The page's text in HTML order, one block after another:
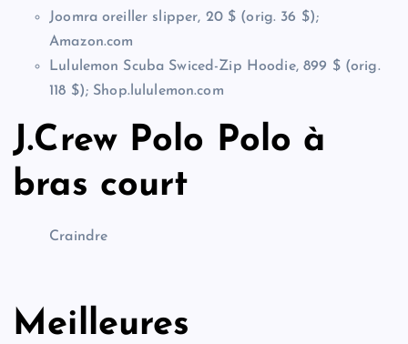
Joomra oreiller slipper, 20 $ (orig. 36 $);
Amazon.com
Lululemon Scuba Swiced-Zip Hoodie, 899 $ (orig.
118 $); Shop.lululemon.com
J.Crew Polo Polo à
bras court
Craindre
Meilleures